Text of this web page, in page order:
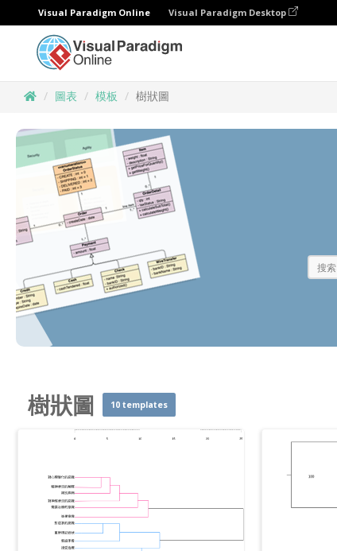
Visual Paradigm Online Visual Paradigm Desktop
圖表 模板 樹狀圖
樹狀圖 10 templates